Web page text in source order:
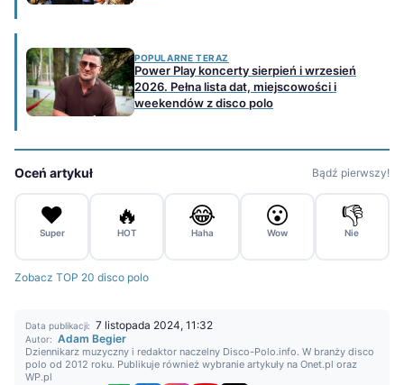
POPULARNE TERAZ
Power Play koncerty sierpień i wrzesień
2026. Pełna lista dat, miejscowości i
weekendów z disco polo
Oceń artykuł Bądź pierwszy!
❤️
Super
🔥
HOT
😂
Haha
😮
Wow
👎
Nie
Zobacz TOP 20 disco polo
Data publikacji: 7 listopada 2024, 11:32
Autor: Adam Begier
Dziennikarz muzyczny i redaktor naczelny Disco-Polo.info. W branży disco
polo od 2012 roku. Publikuje również wybranie artykuły na Onet.pl oraz
WP.pl